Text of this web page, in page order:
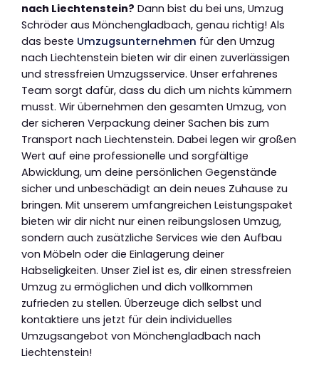
nach Liechtenstein? Dann bist du bei uns, Umzug
Schröder aus Mönchengladbach, genau richtig! Als
das beste Umzugsunternehmen für den Umzug
nach Liechtenstein bieten wir dir einen zuverlässigen
und stressfreien Umzugsservice. Unser erfahrenes
Team sorgt dafür, dass du dich um nichts kümmern
musst. Wir übernehmen den gesamten Umzug, von
der sicheren Verpackung deiner Sachen bis zum
Transport nach Liechtenstein. Dabei legen wir großen
Wert auf eine professionelle und sorgfältige
Abwicklung, um deine persönlichen Gegenstände
sicher und unbeschädigt an dein neues Zuhause zu
bringen. Mit unserem umfangreichen Leistungspaket
bieten wir dir nicht nur einen reibungslosen Umzug,
sondern auch zusätzliche Services wie den Aufbau
von Möbeln oder die Einlagerung deiner
Habseligkeiten. Unser Ziel ist es, dir einen stressfreien
Umzug zu ermöglichen und dich vollkommen
zufrieden zu stellen. Überzeuge dich selbst und
kontaktiere uns jetzt für dein individuelles
Umzugsangebot von Mönchengladbach nach
Liechtenstein!